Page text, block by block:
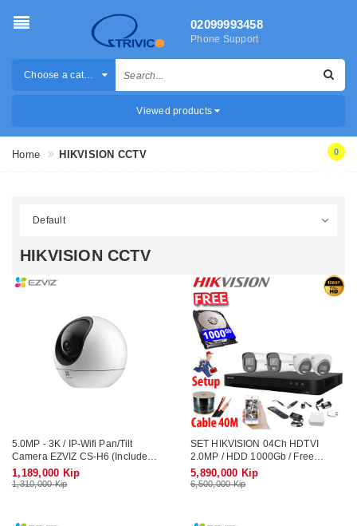
02099993458
Phone Support
Choose a category
Viewed products
0
Home HIKVISION CCTV
HIKVISION CCTV
5.0MP - 3K / IP-Wifi Pan/Tilt
Camera EZVIZ CS-H6 (Include
Mic, Speaker)
1,189,000 Kip
1,310,000 Kip
SET HIKVISION 04Ch HDTVI
2.0MP / HDD 1000Gb / Free
Accessories / 265 + ເທກໂນໂລຢີ
ໃຫມ່ ເກັບຂໍມູ່ນໄດ້ຫລາຍກ່ວາ
5,890,000 Kip
6,500,000 Kip